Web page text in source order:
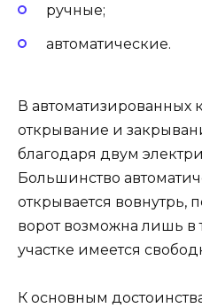
ручные;
автоматические.
В автоматизированных
открывание и
благодаря двум
Большинство
открывается вовнутрь,
ворот возможна лишь в
участке имеется
К основным